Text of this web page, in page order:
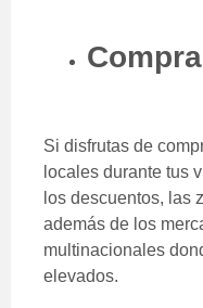
Si disfrutas de
locales durante tus
los descuentos, las
además de los
multinacionales
elevados.